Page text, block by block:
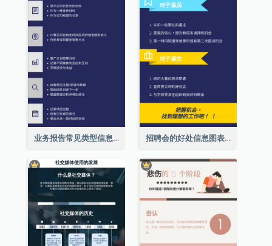
业务报告常见类型信息图表 招聘会的好处信息图表